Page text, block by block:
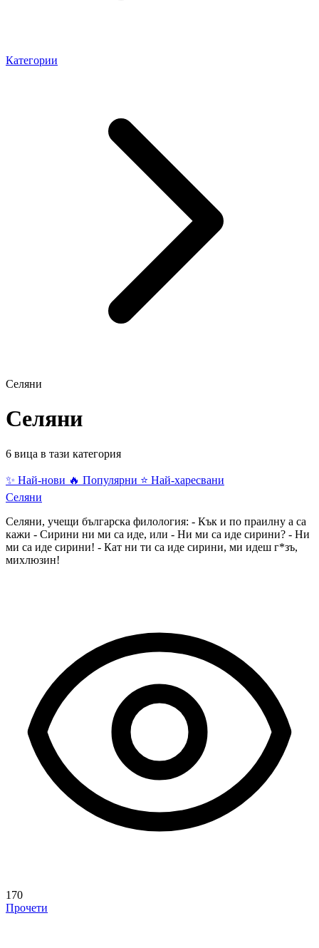
Категории
Селяни
Селяни
6 вица в тази категория
✨ Най-нови 🔥 Популярни ⭐ Най-харесвани
Селяни
Селяни, учещи българска филология: - Кък и по праилну а са
кажи - Сирини ни ми са иде, или - Ни ми са иде сирини? - Ни
ми са иде сирини! - Кат ни ти са иде сирини, ми идеш г*зъ,
михлюзин!
170
Прочети